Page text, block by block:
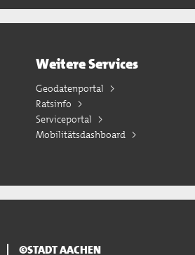
Weitere Services
Geodatenportal
Ratsinfo
Serviceportal
Mobilitätsdashboard
©STADT AACHEN